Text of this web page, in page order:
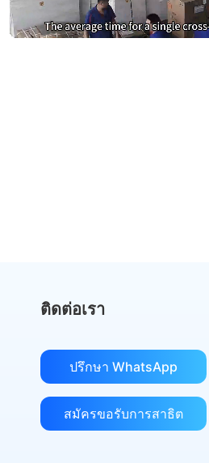
ติดต่อเรา
ปรึกษา WhatsApp
สมัครขอรับการสาธิต